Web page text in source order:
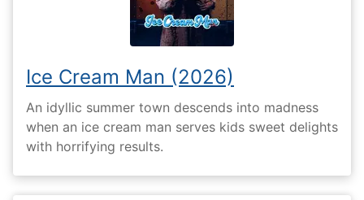
Ice Cream Man (2026)
An idyllic summer town descends into madness
when an ice cream man serves kids sweet delights
with horrifying results.